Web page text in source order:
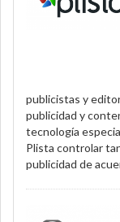
publicistas y
publicidad y
tecnología
Plista controlar
publicidad de